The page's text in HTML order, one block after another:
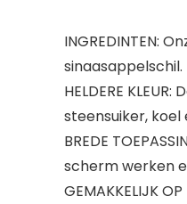
INGREDINTEN:
HELDERE
steensuiker, koel
BREDE
scherm werken
GEMAKKELIJK